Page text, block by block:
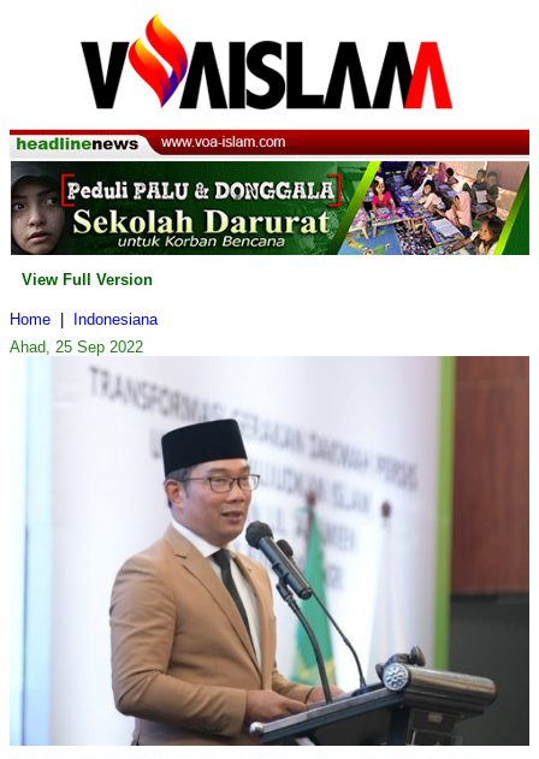
View Full Version
Home
Indonesiana
Ahad, 25 Sep 2022